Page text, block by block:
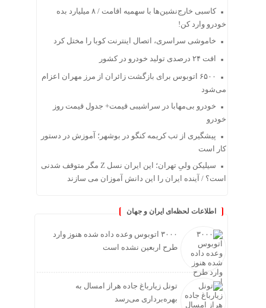
کاسبی خارج‌نشین‌ها با سهمیه اقامت / ۸ میلیارد بده
خودرو وارد کن!
خاموشی سراسری، اتصال اینترنت کوبا را مختل کرد
افت ۲۴ درصدی تولید خودرو در کشور
۶۵۰۰ اتوبوس برای بازگشت زائران از مرز مهران اعزام
می‌شود
خودرو بی‌مهابا در سراشیبی قیمت+ جدول قیمت روز
خودرو
پیشگیری از تب کریمه کنگو در بوشهر؛ آموزش در دستور
کار است
سیلیکن ولیِ تهران؛ این ایران نسل Z مگر متوقف شدنی
است؟ / آینده ایران را این دانش آموزان می سازند
اطلاعات لحظه‌ای ایران و جهان
۳۰۰۰ اتوبوس وعده داده شده هنوز وارد
طرح اربعین نشده است
تونل زیارباغ جاده هراز امسال به
بهره‌برداری می‌رسد